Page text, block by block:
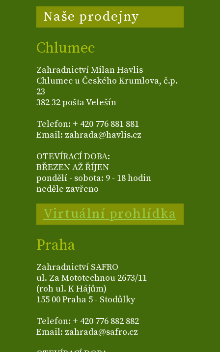
Naše prodejny
Chlumec
Zahradnictví Milan Havlis
Chlumec u Českého Krumlova, č.p.
23
382 32 pošta Velešín
Telefon: + 420 776 881 881
Email: zahrada@havlis.cz
OTEVÍRACÍ DOBA:
BŘEZEN AŽ ŘÍJEN
pondělí - sobota: 9 - 18 hodin
neděle zavřeno
Virtuální prohlídka
Praha
Zahradnictví SAFRO
ul. Za Mototechnou 2673/11
(roh ul. K Hájům)
155 00 Praha 5 - Stodůlky
Telefon: + 420 776 882 882
Email: zahrada@safro.cz